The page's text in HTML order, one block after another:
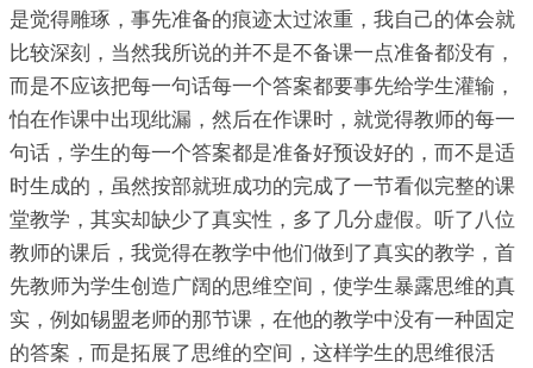
是觉得雕琢，事先准备的痕迹太过浓重，我自己的体会就
比较深刻，当然我所说的并不是不备课一点准备都没有，
而是不应该把每一句话每一个答案都要事先给学生灌输，
怕在作课中出现纰漏，然后在作课时，就觉得教师的每一
句话，学生的每一个答案都是准备好预设好的，而不是适
时生成的，虽然按部就班成功的完成了一节看似完整的课
堂教学，其实却缺少了真实性，多了几分虚假。听了八位
教师的课后，我觉得在教学中他们做到了真实的教学，首
先教师为学生创造广阔的思维空间，使学生暴露思维的真
实，例如锡盟老师的那节课，在他的教学中没有一种固定
的答案，而是拓展了思维的空间，这样学生的思维很活